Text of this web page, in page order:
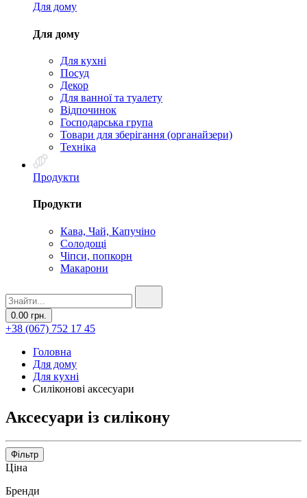
Для дому
Для дому
Для кухні
Посуд
Декор
Для ванної та туалету
Відпочинок
Господарська група
Товари для зберігання (органайзери)
Техніка
Продукти
Продукти
Кава, Чай, Капучіно
Солодощі
Чіпси, попкорн
Макарони
0.00 грн.
+38 (067) 752 17 45
Головна
Для дому
Для кухні
Силіконові аксесуари
Аксесуари із силікону
Фільтр
Ціна
Бренди